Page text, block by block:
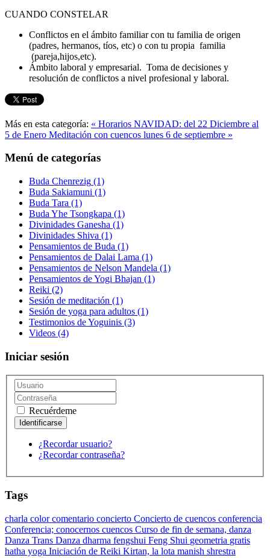
CUANDO CONSTELAR
Conflictos en el ámbito familiar con tu familia de origen
(padres, hermanos, tíos, etc) o con tu propia familia
(pareja,hijos,etc).
Ámbito laboral y empresarial. Toma de decisiones y
resolución de conflictos a nivel profesional y laboral.
Más en esta categoría: « Horarios NAVIDAD: del 22 Diciembre al
5 de Enero Meditación con cuencos lunes 6 de septiembre »
Menú de categorías
Buda Chenrezig (1)
Buda Sakiamuni (1)
Buda Tara (1)
Buda Yhe Tsongkapa (1)
Divinidades Ganesha (1)
Divinidades Shiva (1)
Pensamientos de Buda (1)
Pensamientos de Dalai Lama (1)
Pensamientos de Nelson Mandela (1)
Pensamientos de Yogi Bhajan (1)
Reiki (2)
Sesión de meditación (1)
Sesión de yoga para adultos (1)
Testimonios de Yoguinis (3)
Videos (4)
Iniciar sesión
Recuérdeme
¿Recordar usuario?
¿Recordar contraseña?
Tags
charla colorcomentario concierto Concierto de cuencos conferencia
Conferencia; conocernos cuencos Curso de fin de semana, danza
Danza Trans Danza dharma fengshui Feng Shui geometria gratis
hatha yoga Iniciación de Reiki Kirtan, la lota manish shrestra